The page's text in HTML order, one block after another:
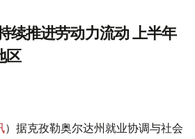
续推进劳动力流动 上半年
区
）据克孜勒奥尔达州就业协调与社会